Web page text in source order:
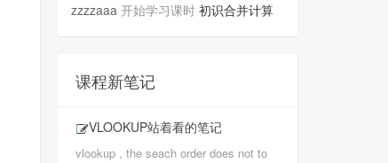
zzzzaaa 开始学习课时 初识合并计算
课程新笔记
VLOOKUP站着看的笔记
vlookup , the seach order does not to